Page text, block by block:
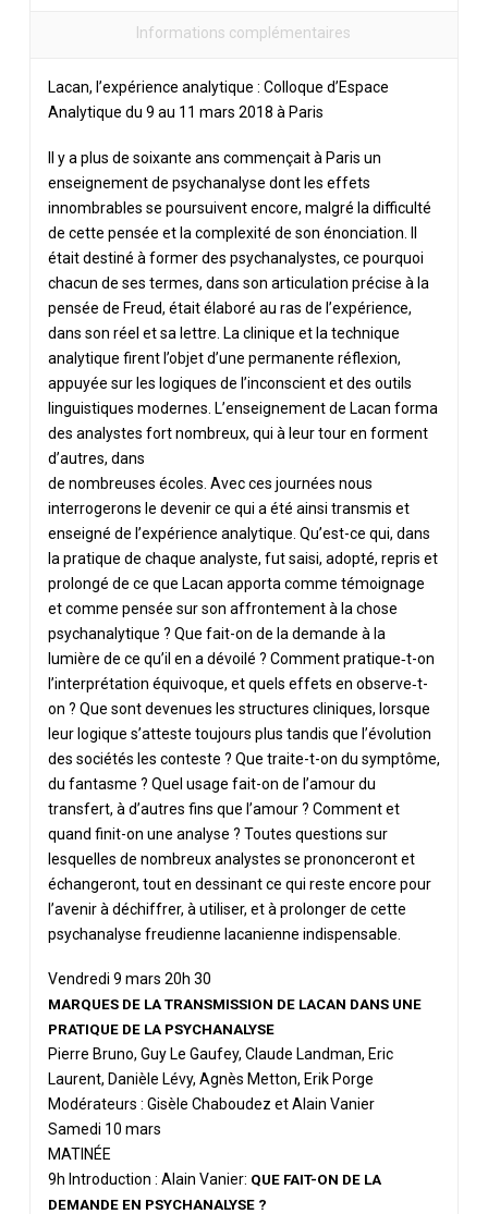
Informations complémentaires
Lacan, l’expérience analytique : Colloque d’Espace
Analytique du 9 au 11 mars 2018 à Paris
Il y a plus de soixante ans commençait à Paris un
enseignement de psychanalyse dont les effets
innombrables se poursuivent encore, malgré la difficulté
de cette pensée et la complexité de son énonciation. Il
était destiné à former des psychanalystes, ce pourquoi
chacun de ses termes, dans son articulation précise à la
pensée de Freud, était élaboré au ras de l’expérience,
dans son réel et sa lettre. La clinique et la technique
analytique firent l’objet d’une permanente réflexion,
appuyée sur les logiques de l’inconscient et des outils
linguistiques modernes. L’enseignement de Lacan forma
des analystes fort nombreux, qui à leur tour en forment
d’autres, dans
de nombreuses écoles. Avec ces journées nous
interrogerons le devenir ce qui a été ainsi transmis et
enseigné de l’expérience analytique. Qu’est-ce qui, dans
la pratique de chaque analyste, fut saisi, adopté, repris et
prolongé de ce que Lacan apporta comme témoignage
et comme pensée sur son affrontement à la chose
psychanalytique ? Que fait-on de la demande à la
lumière de ce qu’il en a dévoilé ? Comment pratique‑t-on
l’interprétation équivoque, et quels effets en observe‑t-
on ? Que sont devenues les structures cliniques, lorsque
leur logique s’atteste toujours plus tandis que l’évolution
des sociétés les conteste ? Que traite-t-on du symptôme,
du fantasme ? Quel usage fait-on de l’amour du
transfert, à d’autres fins que l’amour ? Comment et
quand finit-on une analyse ? Toutes questions sur
lesquelles de nombreux analystes se prononceront et
échangeront, tout en dessinant ce qui reste encore pour
l’avenir à déchiffrer, à utiliser, et à prolonger de cette
psychanalyse freudienne lacanienne indispensable.
Vendredi 9 mars 20h 30
MARQUES DE LA TRANSMISSION DE LACAN DANS UNE
PRATIQUE DE LA PSYCHANALYSE
Pierre Bruno, Guy Le Gaufey, Claude Landman, Eric
Laurent, Danièle Lévy, Agnès Metton, Erik Porge
Modérateurs : Gisèle Chaboudez et Alain Vanier
Samedi 10 mars
MATINÉE
9h Introduction : Alain Vanier: QUE FAIT-ON DE LA
DEMANDE EN PSYCHANALYSE ?